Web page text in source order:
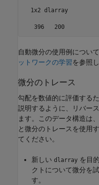
  1x2 dlarray
   396   200
自動微分の使用例について
ットワークの学習を参照
微分のトレース
勾配を数値的に評価するた
説明するように、リバー
ます。このデータ構造は
と微分のトレースを使用
てください。
新しい dlarray を目
クトについて微分を
す。